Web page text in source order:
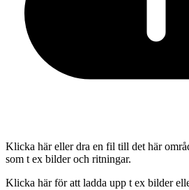
Klicka här eller dra en fil till det här
som t ex bilder och ritningar.
Klicka här för att ladda upp t ex bilder